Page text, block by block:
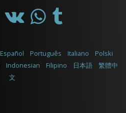
Español Português Italiano
Polski
Indonesian Filipino 日本語
繁體中
文